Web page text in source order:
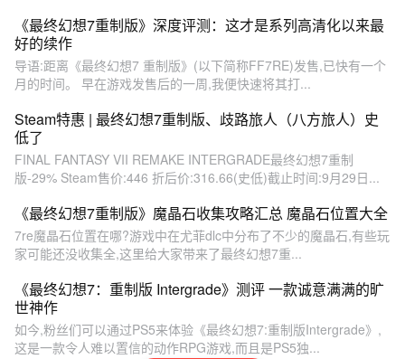
《最终幻想7重制版》深度评测：这才是系列高清化以来最
好的续作
导语:距离《最终幻想7 重制版》(以下简称FF7RE)发售,已快有一个
月的时间。 早在游戏发售后的一周,我便快速将其打...
Steam特惠 | 最终幻想7重制版、歧路旅人（八方旅人）史
低了
FINAL FANTASY VII REMAKE INTERGRADE最终幻想7重制
版-29% Steam售价:446 折后价:316.66(史低)截止时间:9月29日...
《最终幻想7重制版》魔晶石收集攻略汇总 魔晶石位置大全
7re魔晶石位置在哪?游戏中在尤菲dlc中分布了不少的魔晶石,有些玩
家可能还没收集全,这里给大家带来了最终幻想7重...
《最终幻想7：重制版 Intergrade》测评 一款诚意满满的旷
世神作
如今,粉丝们可以通过PS5来体验《最终幻想7:重制版Intergrade》,
这是一款令人难以置信的动作RPG游戏,而且是PS5独...